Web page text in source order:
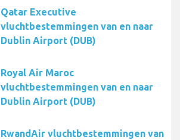
Qatar Executive
vluchtbestemmingen van en naar
Dublin Airport (DUB)
Royal Air Maroc
vluchtbestemmingen van en naar
Dublin Airport (DUB)
RwandAir vluchtbestemmingen van